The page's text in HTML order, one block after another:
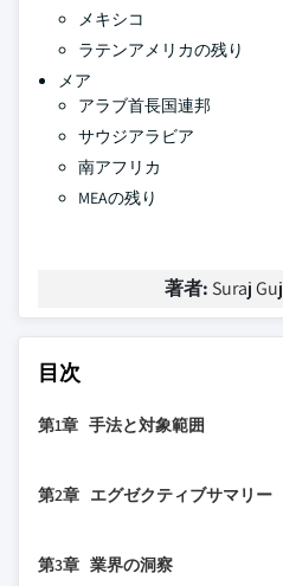
メキシコ
ラテンアメリカの残り
メア
アラブ首長国連邦
サウジアラビア
南アフリカ
MEAの残り
著者: Suraj
目次
第1章 手法と対象範囲
1.2 基本推計と計算
1.4 データソース
第2章 エグゼクティブサマリー
第3章 業界の洞察